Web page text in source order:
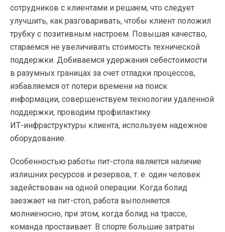
сотрудников с клиентами и решаем, что следует
улучшить, как разговаривать, чтобы клиент положил
трубку с позитивным настроем. Повышая качество,
стараемся не увеличивать стоимость технической
поддержки. Добиваемся удержания себестоимости
в разумных границах за счет отладки процессов,
избавляемся от потери времени на поиск
информации, совершенствуем технологии удаленной
поддержки, проводим профилактику
ИТ-инфраструктуры клиента, используем надежное
оборудование.
Особенностью работы пит-стопа является наличие
излишних ресурсов и резервов, т. е. один человек
задействован на одной операции. Когда болид
заезжает на пит-стоп, работа выполняется
молниеносно, при этом, когда болид на трассе,
команда простаивает. В спорте большие затраты